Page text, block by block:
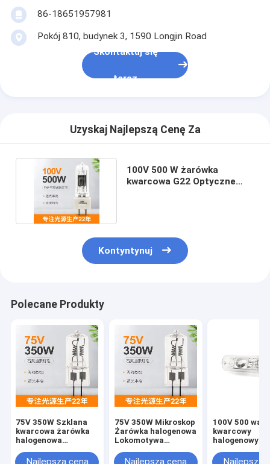
86-18651957981
Pokój 810, budynek 3, 1590 Longjin Road
Skontaktuj się
teraz
Uzyskaj Najlepszą Cenę Za
100V 500 W żarówka
kwarcowa G22 Optyczne
Kontyntynuj
Polecane Produkty
75V 350W Szklana
kwarcowa żarówka
halogenowa
halogenowa o
75V 350W Mikroskop
Żarówka halogenowa
Lokomotywa
Samochodowe
100V 500 wat
kwarcowy
halogenowy
optyczny